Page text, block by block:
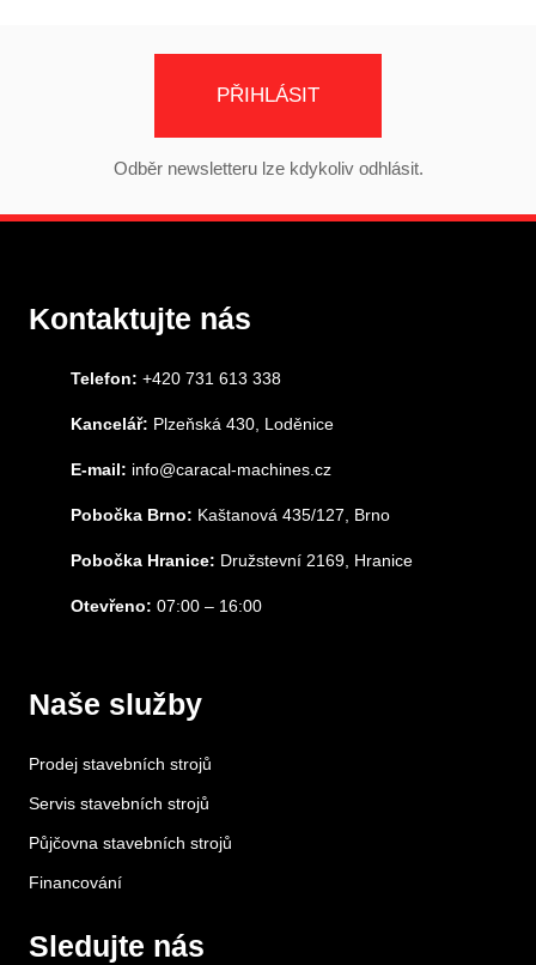
PŘIHLÁSIT
Odběr newsletteru lze kdykoliv odhlásit.
Kontaktujte nás
Telefon: +420 731 613 338
Kancelář: Plzeňská 430, Loděnice
E-mail: info@caracal-machines.cz
Pobočka Brno: Kaštanová 435/127, Brno
Pobočka Hranice: Družstevní 2169, Hranice
Otevřeno: 07:00 – 16:00
Naše služby
Prodej stavebních strojů
Servis stavebních strojů
Půjčovna stavebních strojů
Financování
Sledujte nás